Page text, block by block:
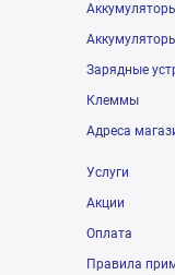
Зарядные
Клеммы
Адреса
Услуги
Акции
Оплата
Правила